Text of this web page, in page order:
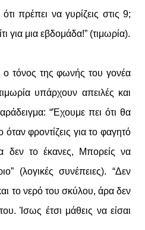
πρέπει να γυρίζεις στις 9;
για μια εβδομάδα!” (τιμωρία).
ο τόνος της φωνής του γονέα
υπάρχουν απειλές και
“Έχουμε πει ότι θα
φροντίζεις για το φαγητό
δεν το έκανες, Μπορείς να
(λογικές συνέπειες). “Δεν
το νερό του σκύλου, άρα δεν
Ίσως έτσι μάθεις να είσαι